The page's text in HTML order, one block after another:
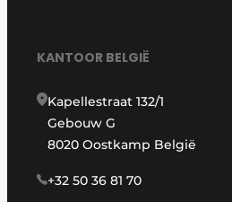
KANTOOR BELGIË
Kapellestraat 132/1
Gebouw G
8020 Oostkamp België
+32 50 36 81 70